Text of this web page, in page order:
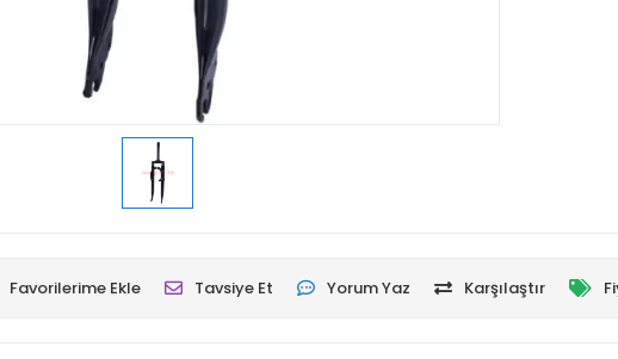
Favorilerime Ekle Tavsiye Et Yorum Yaz Karşılaştır